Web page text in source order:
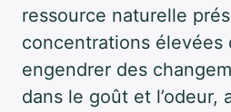
ressource naturelle
concentrations élevées
engendrer des
dans le goût et l’odeur,